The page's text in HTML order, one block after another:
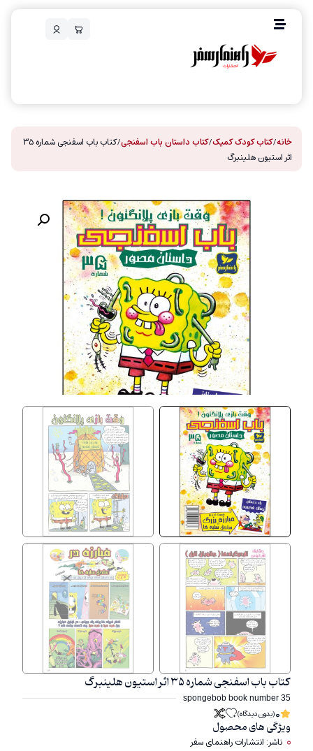
خانه/کتاب کودک کمیک/کتاب داستان باب اسفنجی
/ کتاب باب اسفنجی شماره ۳۵
اثر استیون هلینبرگ
کتاب باب اسفنجی شماره ۳۵ اثر استیون هلینبرگ
spongebob book number 35
0(بدون دیدگاه)
ویژگی های محصول
ناشر: انتشارات راهنمای سفر